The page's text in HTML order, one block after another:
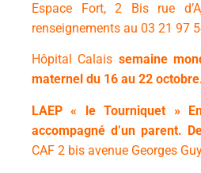
Espace Fort, 2 Bis rue
renseignements au 03 21 97
Hôpital Calais semaine
maternel du 16 au 22
LAEP « le Tourniquet »
accompagné d’un parent.
CAF 2 bis avenue Georges